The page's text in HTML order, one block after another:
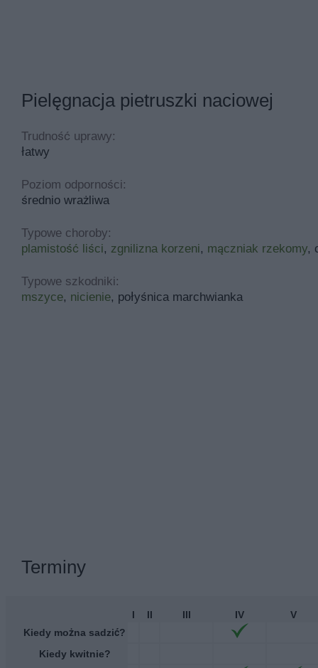
Pielęgnacja pietruszki naciowej
Trudność uprawy:
łatwy
Poziom odporności:
średnio wrażliwa
Typowe choroby:
plamistość liści, zgnilizna korzeni, mączniak rzekomy,
Typowe szkodniki:
mszyce, nicienie, połyśnica marchwianka
Terminy
I II III IV
V
Kiedy można sadzić?
Kiedy kwitnie?